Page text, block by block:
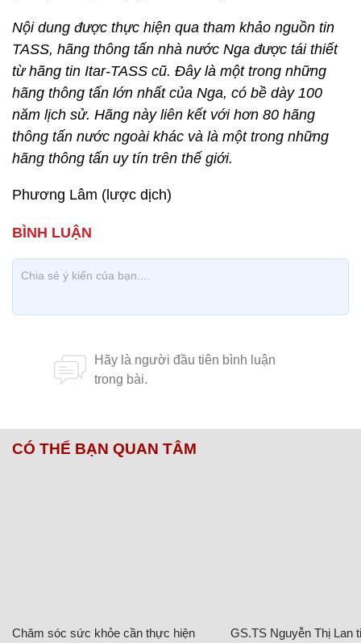
Nội dung được thực hiện qua tham khảo nguồn tin
TASS, hãng thông tấn nhà nước Nga được tái thiết
từ hãng tin Itar-TASS cũ. Đây là một trong những
hãng thông tấn lớn nhất của Nga, có bề dày 100
năm lịch sử. Hãng này liên kết với hơn 80 hãng
thông tấn nước ngoài khác và là một trong những
hãng thông tấn uy tín trên thế giới.
Phương Lâm (lược dịch)
CÓ THỂ BẠN QUAN TÂM
Chăm sóc sức khỏe cần thực hiện GS.TS Nguyễn Thị Lan